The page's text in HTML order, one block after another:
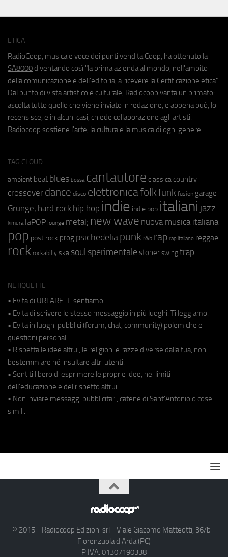
ETICA
RadioCoop, musica e voce dei punti vendita Coop, ha ottenuto la
SA8000 diventando così "la prima azienda al mondo, nell'ambito
della comunicazione e dell'editoria, a ricevere la Certificazione etica".
Dal punto di vista artistico e culturale, Radiocoop vanta un primato:
ascolta tutto quello che viene inviato in redazione, e appena può, lo
recensisce, e in alcuni casi, chiede collaborazione agli artisti.
Radiocoop sostiene l'arte, la cultura e la musica di ogni genere.
TAG CLOUD
ambient beat blues bossa cantautore classica country
crossover dance disco elettronicafolkfunk fusion garage
Grunge; hard rock hip hop indie indie pop italiani jazz
kimura laPOP lounge metal; new wave nuova musica italiana
pop post rock prog psichedeliapunk r&b rap rap italiano reggae
rock rockabilly ska soul sperimentale stoner swing trap
NETIQUETTE
• Evita di URLARE. Ti sentiamo.
• Evita di scrivere lo stesso messaggio in più luoghi. Ti leggiamo.
• Evita in luoghi pubblici (forum, chat, community) polemiche e
questioni personali.
• Rispetta le idee altrui, le religioni e razze diverse dalla tua, non
bestemmiare né insultare altri utenti.
• Sentiti libero di esprimere le proprie idee, nei limiti
dell'educazione e del rispetto altrui.
• Non inviare messaggi pubblicitari, catene di Sant'Antonio o cose
simili.
© 2015 - Radiocoop Edizioni srl - Viale Giacomo Matteotti, 36/b -
Fiorenzuola d'Arda (PC)
P.IVA: 01307190338